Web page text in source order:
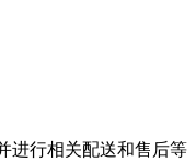
进行相关配送和售后等